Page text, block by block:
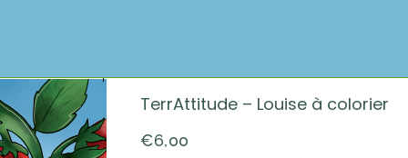
TerrAttitude – Louise à colorier
€6,00